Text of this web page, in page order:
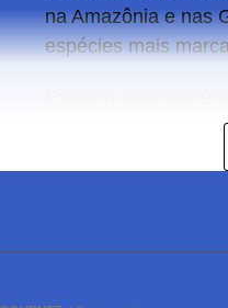
na Amazônia e nas
espécies mais
apapá-branco, que
centímetros de